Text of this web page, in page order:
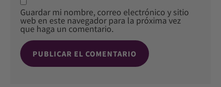
Guardar mi nombre, correo electrónico y sitio
web en este navegador para la próxima vez
que haga un comentario.